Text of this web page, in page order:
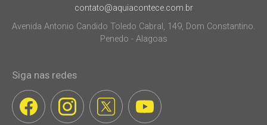
contato@aquiacontece.com.br
Avenida Antonio Candido Toledo Cabral, 149, Dom Constantino.
Penedo - Alagoas
Siga nas redes